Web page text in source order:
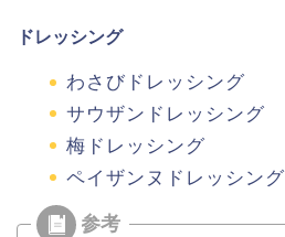
ドレッシング
わさびドレッシング
サウザンドレッシング
梅ドレッシング
ペイザンヌドレッシング